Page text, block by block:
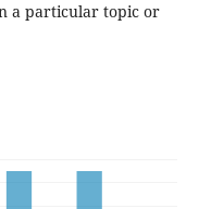
a particular topic or